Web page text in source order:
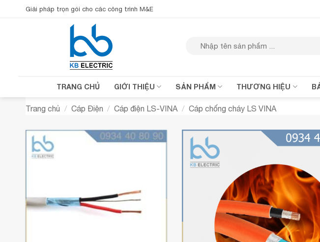
qua
Giải pháp trọn gói cho các công trình M&E
TRANG CHỦ GIỚI THIỆU SẢN PHẨM THƯƠNG HIỆU
Trang chủ / Cáp Điện / Cáp điện LS-VINA / Cáp chống cháy LS VINA